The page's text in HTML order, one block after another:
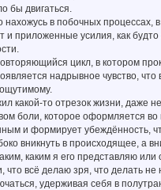
бы двигаться.
нахожусь в побочных
и приложенные усилия, как
цикл, в котором
надрывное чувство,
какой-то отрезок жизни, даже
боли, которое оформляется
и формирует убеждённость,
вникнуть в происходящее, а
каким я его представляю
что всё делаю зря, что делать
удерживая себя в